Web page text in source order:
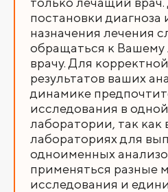
постановки диагноза
назначения лечения
обращаться к
врачу. Для
результатов ваших
динамике
исследования в
лаборатории, так как
лабораториях для
одноименных
применяться разные
исследования и